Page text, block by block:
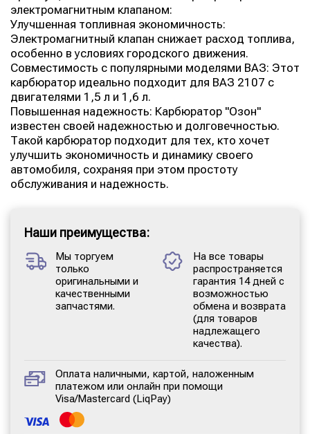
электромагнитным клапаном:
Улучшенная топливная экономичность:
Электромагнитный клапан снижает расход топлива,
особенно в условиях городского движения.
Совместимость с популярными моделями ВАЗ: Этот
карбюратор идеально подходит для ВАЗ 2107 с
двигателями 1,5 л и 1,6 л.
Повышенная надежность: Карбюратор "Озон"
известен своей надежностью и долговечностью.
Такой карбюратор подходит для тех, кто хочет
улучшить экономичность и динамику своего
автомобиля, сохраняя при этом простоту
обслуживания и надежность.
Наши преимущества:
Мы торгуем
только
оригинальными и
качественными
запчастями.
На все товары
распространяется
гарантия 14 дней с
возможностью
обмена и возврата
(для товаров
надлежащего
качества).
Оплата наличными, картой, наложенным
платежом или онлайн при помощи
Visa/Mastercard (LiqPay)